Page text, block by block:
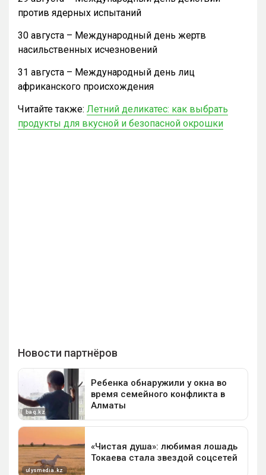
против ядерных испытаний
30 августа – Международный день жертв
насильственных исчезновений
31 августа – Международный день лиц
африканского происхождения
Читайте также: Летний деликатес: как выбрать
продукты для вкусной и безопасной окрошки